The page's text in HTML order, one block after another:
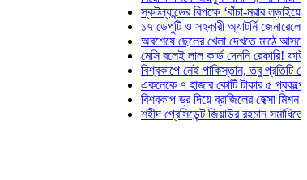
স্কটল্যান্ডের বিপক্ষে ‘বাঁচা-মরার লড়াইয়ে’ মাঠে
১৭ ডেপুটি ও সহকারী অ্যাটর্নি জেনারেলের পদত্যাগ
অবশেষে ছেলের খেলা দেখতে মাঠে আসছেন
মেসি বলেই লাল কার্ড দেননি রেফারি! ফাউল নিয়ে
বিশ্বকাপে নেই পাকিস্তান, তবু প্রতিটি গোলে
একনেকে ৭ হাজার কোটি টাকার ৫ প্রকল্পের
বিশ্বকাপ ড্র দিয়ে ব্রাজিলের হেক্সা মিশন শুরু
শহীদ প্রেসিডেন্ট জিয়াউর রহমান সমাধিতে যুবদলের